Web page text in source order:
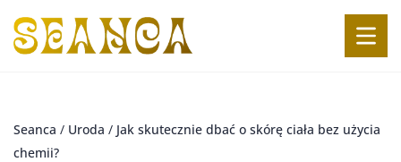
Seanca / Uroda / Jak skutecznie dbać o skórę ciała bez użycia
chemii?